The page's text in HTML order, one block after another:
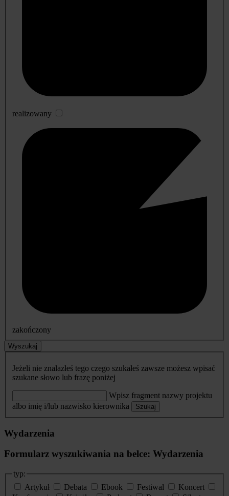
realizowany
zakończony
Wyszukaj
Jeżeli nie znalazłeś tego czego szukałeś zawsze możesz wpisać
szukane słowo lub frazę poniżej
Wpisz fragment nazwy projektu
albo imię i/lub nazwisko kierownika
Szukaj
Wydarzenia
Formularz wyszukiwania na belce: Wydarzenia
typ:
Artykuł
Debata Ebook Festiwal
Koncert